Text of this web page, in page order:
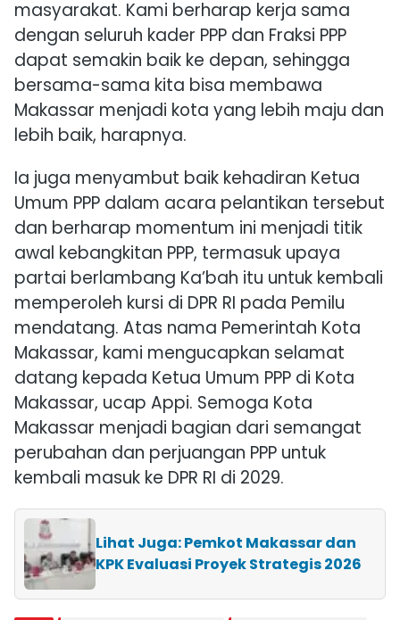
masyarakat. Kami berharap kerja sama
dengan seluruh kader PPP dan Fraksi PPP
dapat semakin baik ke depan, sehingga
bersama-sama kita bisa membawa
Makassar menjadi kota yang lebih maju dan
lebih baik, harapnya.
Ia juga menyambut baik kehadiran Ketua
Umum PPP dalam acara pelantikan tersebut
dan berharap momentum ini menjadi titik
awal kebangkitan PPP, termasuk upaya
partai berlambang Ka’bah itu untuk kembali
memperoleh kursi di DPR RI pada Pemilu
mendatang. Atas nama Pemerintah Kota
Makassar, kami mengucapkan selamat
datang kepada Ketua Umum PPP di Kota
Makassar, ucap Appi. Semoga Kota
Makassar menjadi bagian dari semangat
perubahan dan perjuangan PPP untuk
kembali masuk ke DPR RI di 2029.
Lihat Juga: Pemkot Makassar dan
KPK Evaluasi Proyek Strategis 2026